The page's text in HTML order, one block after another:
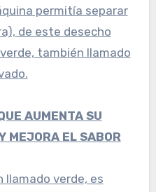
permitía separar
de este desecho
también llamado
AUMENTA SU
MEJORA EL SABOR
llamado verde, es